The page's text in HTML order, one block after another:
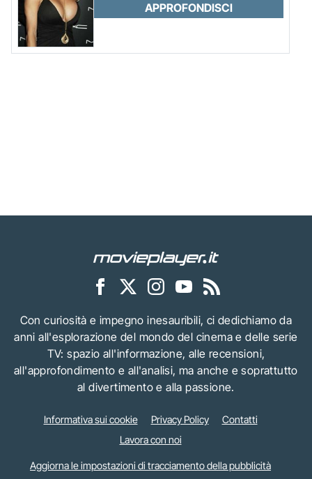
APPROFONDISCI
Con curiosità e impegno inesauribili, ci dedichiamo da
anni all'esplorazione del mondo del cinema e delle serie
TV: spazio all'informazione, alle recensioni,
all'approfondimento e all'analisi, ma anche e soprattutto
al divertimento e alla passione.
Informativa sui cookie Privacy Policy
Contatti
Lavora con noi
Aggiorna le impostazioni di tracciamento della pubblicità